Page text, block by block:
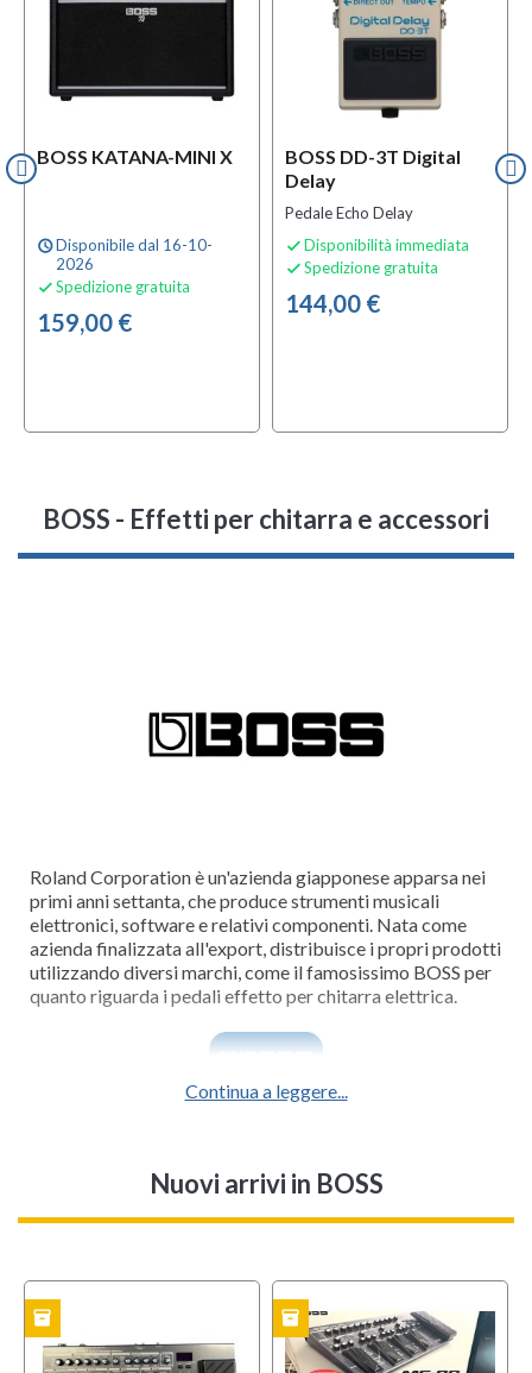
BOSS KATANA-MINI X
scheduleDisponibile dal 16-10-
2026
 Spedizione gratuita
159,00 €
BOSS DD-3T Digital
Delay
Pedale Echo Delay
 Disponibilità immediata
 Spedizione gratuita
144,00 €
BOSS - Effetti per chitarra e accessori
Roland Corporation è un'azienda giapponese apparsa nei
primi anni settanta, che produce strumenti musicali
elettronici, software e relativi componenti. Nata come
azienda finalizzata all'export, distribuisce i propri prodotti
utilizzando diversi marchi, come il famosissimo BOSS per
quanto riguarda i pedali effetto per chitarra elettrica.
Continua a leggere...
Nuovi arrivi in BOSS
inventory inventory USATO